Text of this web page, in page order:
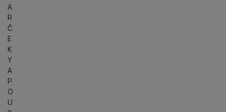
A
R
Č
E
K
Y
A
P
O
U